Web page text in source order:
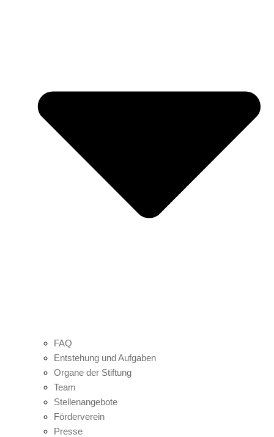
FAQ
Entstehung und Aufgaben
Organe der Stiftung
Team
Stellenangebote
Förderverein
Presse